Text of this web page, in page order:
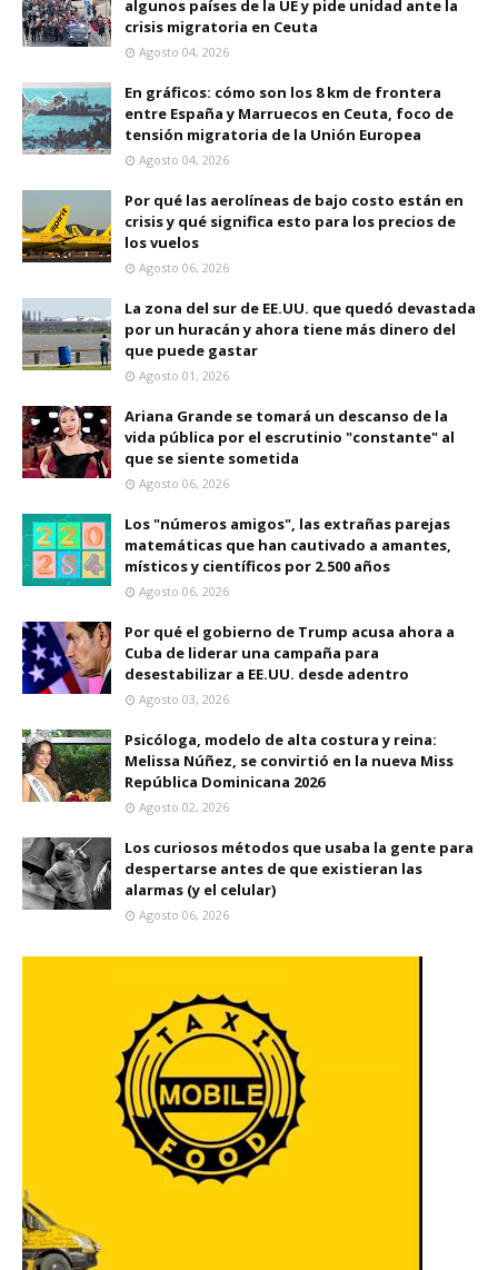
algunos países de la UE y pide unidad ante la
crisis migratoria en Ceuta
Agosto 04, 2026
En gráficos: cómo son los 8 km de frontera
entre España y Marruecos en Ceuta, foco de
tensión migratoria de la Unión Europea
Agosto 04, 2026
Por qué las aerolíneas de bajo costo están en
crisis y qué significa esto para los precios de
los vuelos
Agosto 06, 2026
La zona del sur de EE.UU. que quedó devastada
por un huracán y ahora tiene más dinero del
que puede gastar
Agosto 01, 2026
Ariana Grande se tomará un descanso de la
vida pública por el escrutinio "constante" al
que se siente sometida
Agosto 06, 2026
Los "números amigos", las extrañas parejas
matemáticas que han cautivado a amantes,
místicos y científicos por 2.500 años
Agosto 06, 2026
Por qué el gobierno de Trump acusa ahora a
Cuba de liderar una campaña para
desestabilizar a EE.UU. desde adentro
Agosto 03, 2026
Psicóloga, modelo de alta costura y reina:
Melissa Núñez, se convirtió en la nueva Miss
República Dominicana 2026
Agosto 02, 2026
Los curiosos métodos que usaba la gente para
despertarse antes de que existieran las
alarmas (y el celular)
Agosto 06, 2026